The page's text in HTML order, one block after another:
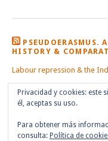
PSEUDOERASMUS.
HISTORY &
Labour repression & the
Privacidad y cookies: este
él, aceptas su uso.
Para obtener más
consulta: Política de